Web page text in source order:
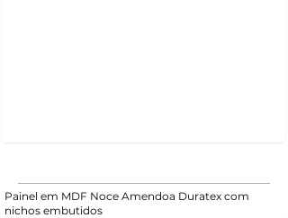
Painel em MDF Noce Amendoa Duratex com
nichos embutidos